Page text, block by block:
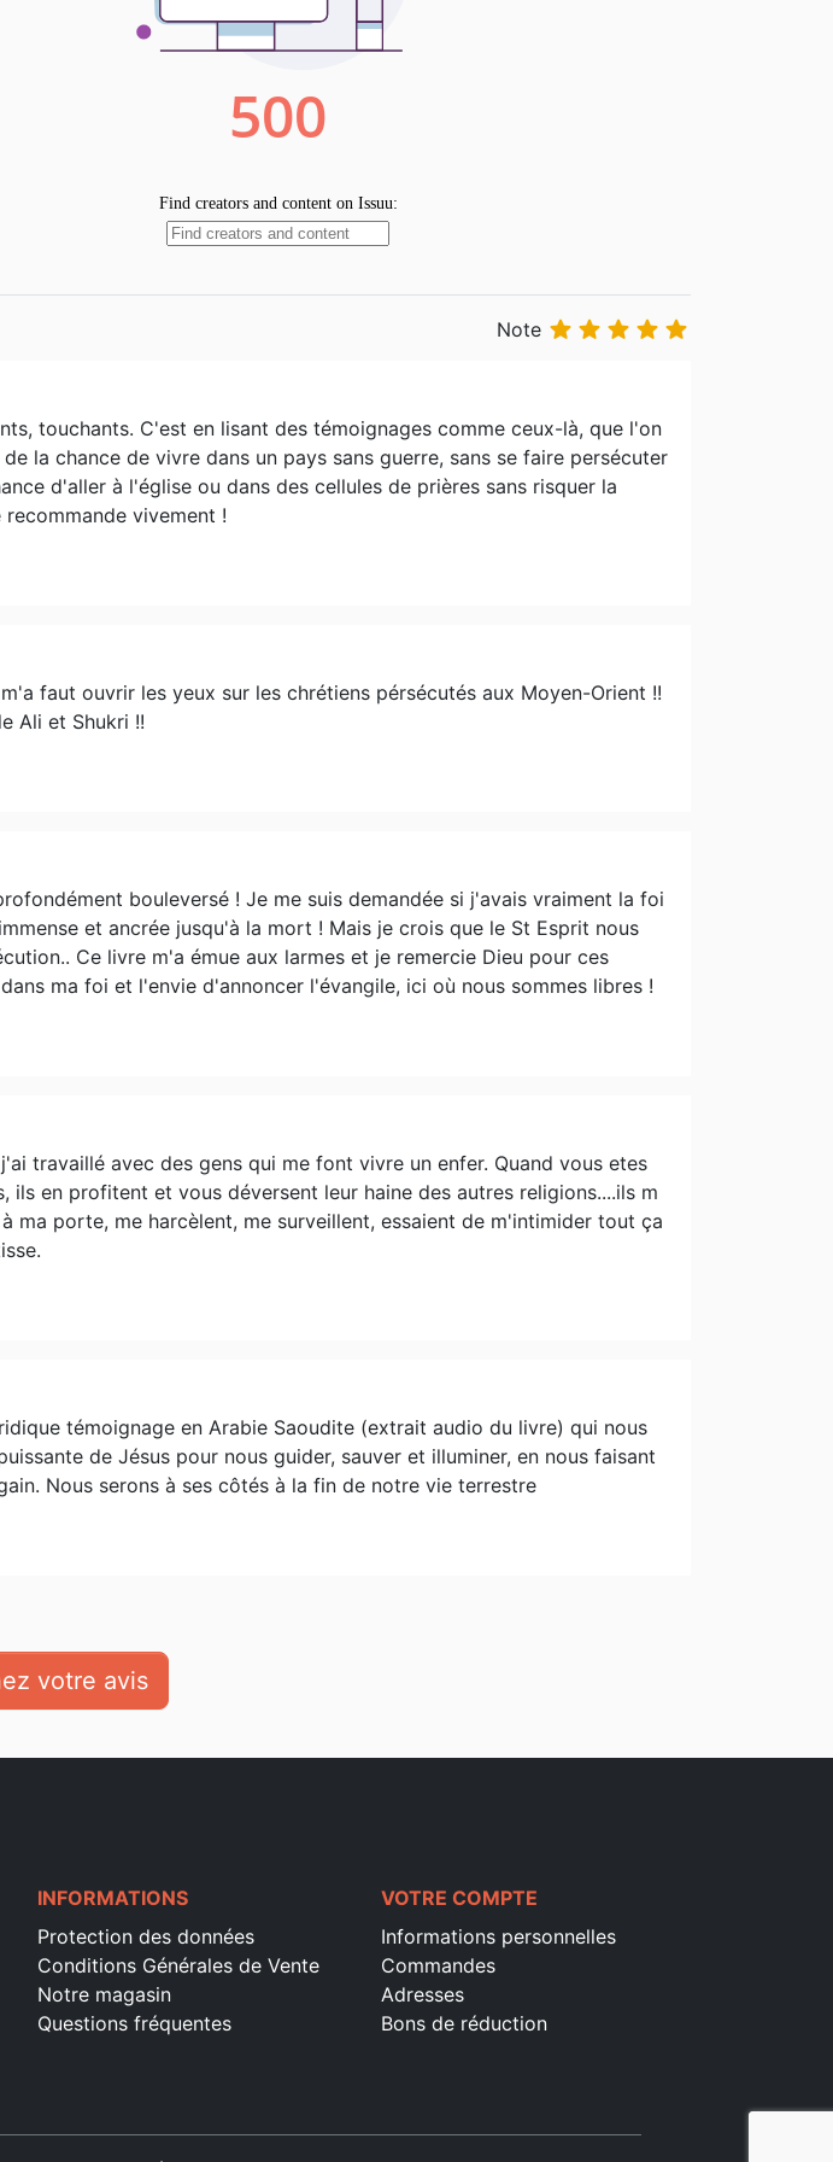
Note     
touchants. C'est en lisant des témoignages comme ceux-là, que l'on
la chance de vivre dans un pays sans guerre, sans se faire persécuter
d'aller à l'église ou dans des cellules de prières sans risquer la
vivement !
faut ouvrir les yeux sur les chrétiens pérsécutés aux Moyen-Orient !!
Ali et Shukri !!
bouleversé ! Je me suis demandée si j'avais vraiment la foi
et ancrée jusqu'à la mort ! Mais je crois que le St Esprit nous
Ce livre m'a émue aux larmes et je remercie Dieu pour ces
ma foi et l'envie d'annoncer l'évangile, ici où nous sommes libres !
travaillé avec des gens qui me font vivre un enfer. Quand vous etes
ils en profitent et vous déversent leur haine des autres religions....ils m
ma porte, me harcèlent, me surveillent, essaient de m'intimider tout ça
témoignage en Arabie Saoudite (extrait audio du livre) qui nous
de Jésus pour nous guider, sauver et illuminer, en nous faisant
Nous serons à ses côtés à la fin de notre vie terrestre
votre avis
INFORMATIONS
Protection des données
Conditions Générales de Vente
Notre magasin
Questions fréquentes
VOTRE COMPTE
Informations personnelles
Commandes
Adresses
Bons de réduction